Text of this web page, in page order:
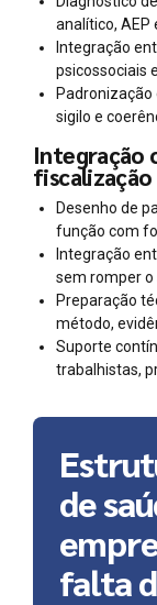
analítico, AEP
Integração
psicossociais
sigilo e
Integração
fiscalização
Desenho de
função com
Integração
sem romper o
Preparação
método,
Suporte
trabalhistas,
de
falta